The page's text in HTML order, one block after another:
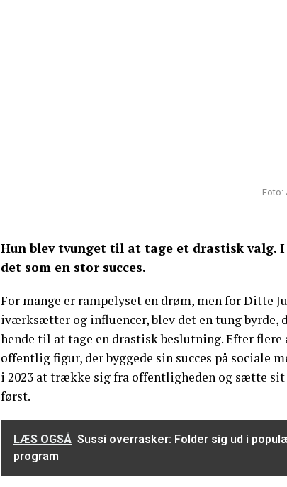
Foto:
Hun blev tvunget til at tage et drastisk valg. I
det som en stor succes.
For mange er rampelyset en drøm, men for Ditte
iværksætter og influencer, blev det en tung byrde,
hende til at tage en drastisk beslutning. Efter flere
offentlig figur, der byggede sin succes på sociale
i 2023 at trække sig fra offentligheden og sætte
først.
LÆS OGSÅ Sussi overrasker: Folder sig ud i
program